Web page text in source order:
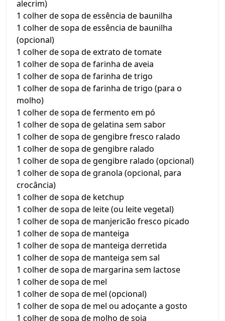
alecrim)
1 colher de sopa de essência de baunilha
1 colher de sopa de essência de baunilha
(opcional)
1 colher de sopa de extrato de tomate
1 colher de sopa de farinha de aveia
1 colher de sopa de farinha de trigo
1 colher de sopa de farinha de trigo (para o
molho)
1 colher de sopa de fermento em pó
1 colher de sopa de gelatina sem sabor
1 colher de sopa de gengibre fresco ralado
1 colher de sopa de gengibre ralado
1 colher de sopa de gengibre ralado (opcional)
1 colher de sopa de granola (opcional, para
crocância)
1 colher de sopa de ketchup
1 colher de sopa de leite (ou leite vegetal)
1 colher de sopa de manjericão fresco picado
1 colher de sopa de manteiga
1 colher de sopa de manteiga derretida
1 colher de sopa de manteiga sem sal
1 colher de sopa de margarina sem lactose
1 colher de sopa de mel
1 colher de sopa de mel (opcional)
1 colher de sopa de mel ou adoçante a gosto
1 colher de sopa de molho de soja